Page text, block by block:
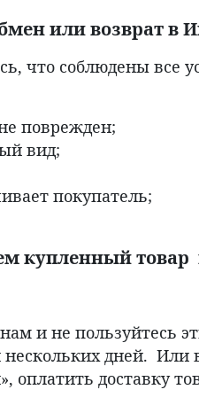
или возврат в
что соблюдены все
поврежден;
вид;
покупатель;
купленный товар
и не пользуйтесь
дней. Или
оплатить доставку